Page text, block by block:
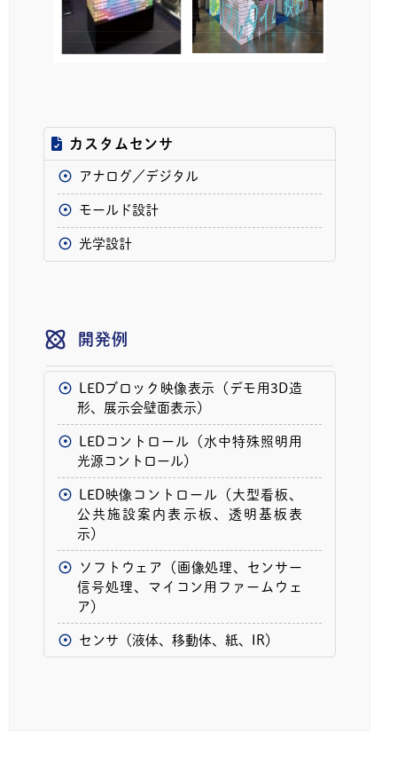
カスタムセンサ
アナログ／デジタル
モールド設計
光学設計
開発例
LEDブロック映像表示（デモ用3D造
形、展示会壁面表示）
LEDコントロール（水中特殊照明用
光源コントロール）
LED映像コントロール（大型看板、
公共施設案内表示板、透明基板表
示）
ソフトウェア（画像処理、センサー
信号処理、マイコン用ファームウェ
ア）
センサ（液体、移動体、紙、IR）